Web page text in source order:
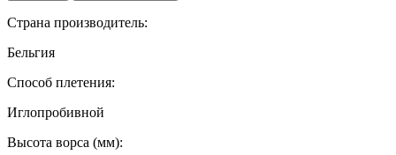
Страна производитель:
Бельгия
Способ плетения:
Иглопробивной
Высота ворса (мм):